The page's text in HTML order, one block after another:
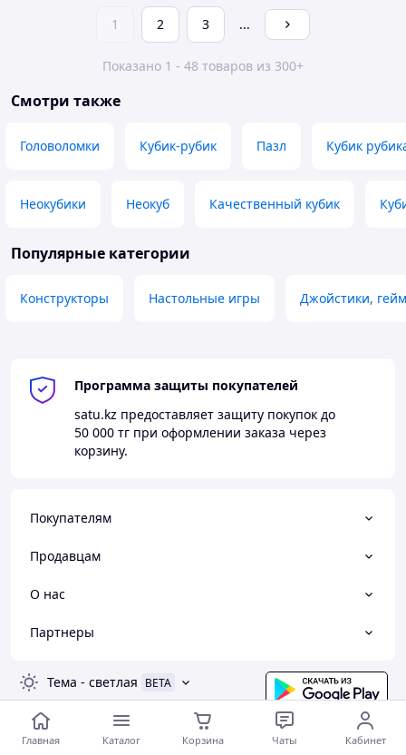
1 2 3 ...
Показано 1 - 48 товаров из 300+
Смотри также
Головоломки Кубик-рубик Пазл Кубик
Неокубики Неокуб Качественный кубик
Популярные категории
Конструкторы Настольные игры Джойстики,
Программа защиты покупателей
satu.kz предоставляет защиту покупок до
50 000 тг при оформлении заказа через
корзину.
Покупателям
Продавцам
О нас
Партнеры
Тема - светлая BETA
Главная Каталог Корзина Чаты Кабинет